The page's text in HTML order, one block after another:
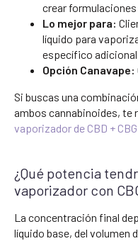
crear
Lo mejor para:
líquido para
específico adicional
Opción Canavape:
Si buscas una
ambos cannabinoides, te
vaporizador de CBD +
¿Qué potencia
vaporizador con
La concentración final
líquido base, del volumen